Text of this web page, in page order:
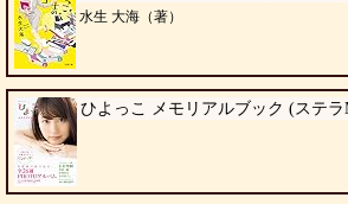
水生 大海（著）
ひよっこ メモリアルブック (ステラ